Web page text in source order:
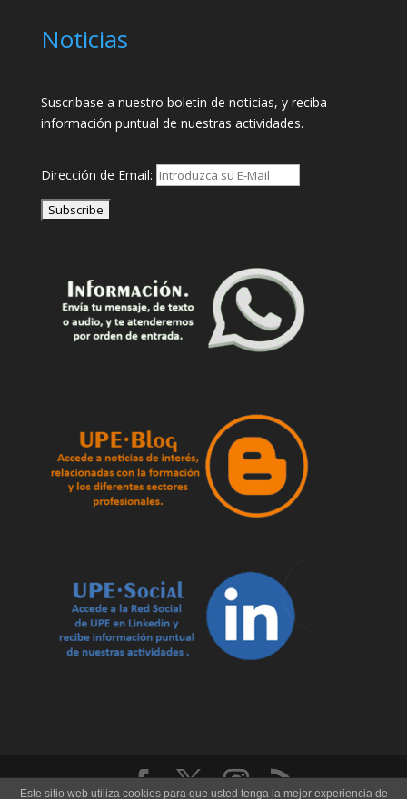
Noticias
Suscribase a nuestro boletin de noticias, y reciba
información puntual de nuestras actividades.
Dirección de Email:
Este sitio web utiliza cookies para que usted tenga la mejor experiencia de